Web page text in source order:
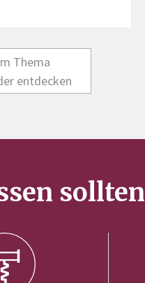
Thema
entdecken
sollten